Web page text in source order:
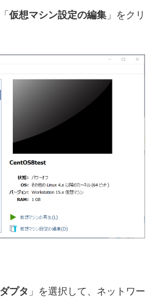
仮想マシン設定の編集 」をクリ
プタ 」を選択して、ネットワー